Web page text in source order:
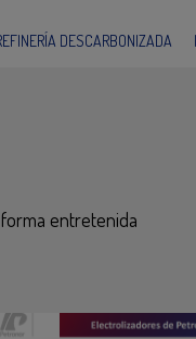
DESCARBONIZADA
entretenida